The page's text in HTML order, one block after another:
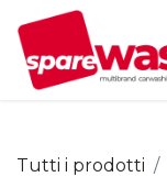
Tutti i prodotti